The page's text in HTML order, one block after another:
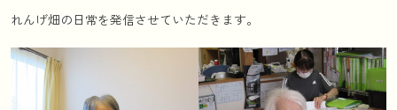
れんげ畑の日常を発信させていただきます。